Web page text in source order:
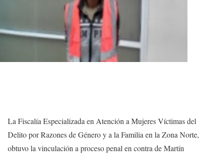
La Fiscalía Especializada en Atención a Mujeres Víctimas del
Delito por Razones de Género y a la Familia en la Zona Norte,
obtuvo la vinculación a proceso penal en contra de Martín